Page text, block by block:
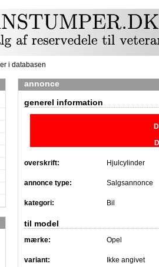
i databasen
annonce
generel information
overskrift: Hjulcylinder
annonce type: Salgsannonce
kategori: Bil
til model
mærke: Opel
variant: Ikke angivet